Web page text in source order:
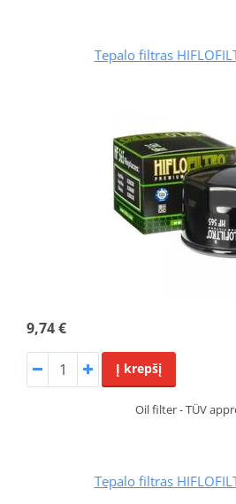
Tepalo filtras
9,74 €
Į krepšį
Oil filter - TÜV
Tepalo filtras